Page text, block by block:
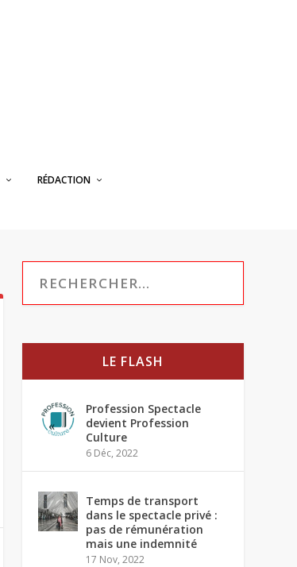
RÉDACTION
LE FLASH
Profession Spectacle
devient Profession
Culture
6 Déc, 2022
Temps de transport
dans le spectacle privé :
pas de rémunération
mais une indemnité
17 Nov, 2022